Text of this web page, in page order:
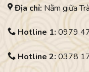
Địa chỉ: Nằm giữa
Hotline 1: 0979
Hotline 2:0378